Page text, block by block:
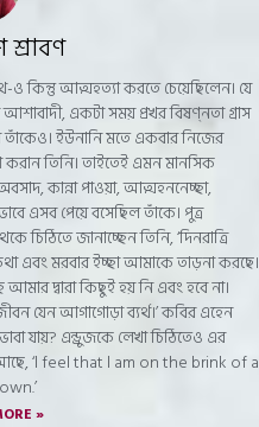
শ্রাবণ
ও কিন্তু আত্মহত্যা করতে চেয়েছিলেন। যে
একটা সময় প্রখর বিষণ্নতা গ্রাস
ইউনানি মতে একবার নিজের
করান তিনি। তাইতেই এমন মানসিক
কান্না পাওয়া, আত্মহননেচ্ছা,
এসব পেয়ে বসেছিল তাঁকে। পুত্র
চিঠিতে জানাচ্ছেন তিনি, ‘দিনরাত্রি
এবং মরবার ইচ্ছা আমাকে তাড়না করছে।
আমার দ্বারা কিছুই হয় নি এবং হবে না।
যেন আগাগোড়া ব্যর্থ।’ কবির এহেন
যায়? এন্ড্রুজকে লেখা চিঠিতেও এর
‘l feel that l am on the brink of a
»